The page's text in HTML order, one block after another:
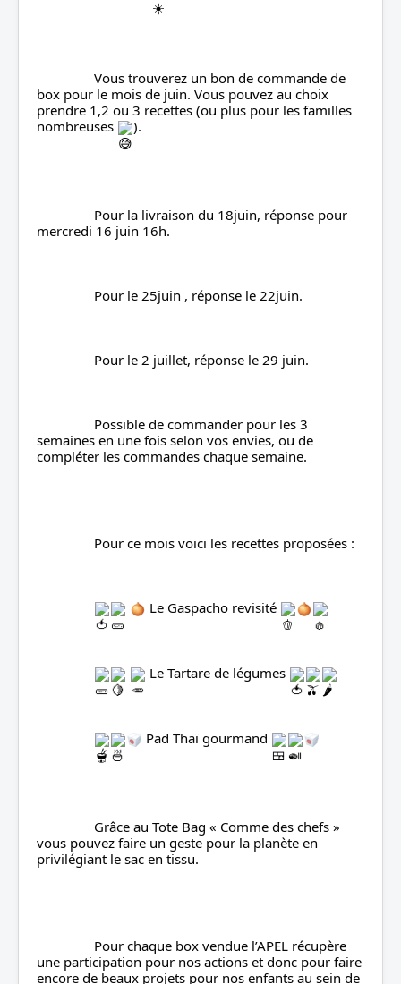
box pour le mois de juin. Vous pouvez au choix
prendre 1,2 ou 3 recettes (ou plus pour les familles
nombreuses
).
mercredi 16 juin 16h.
		Pour le 25juin , réponse le 22juin.
		Pour le 2 juillet, réponse le 29 juin.
semaines en une fois selon vos envies, ou de
compléter les commandes chaque semaine.
		Pour ce mois voici les recettes proposées :
Le Gaspacho revisité
Le Tartare de légumes
Pad Thaï gourmand
vous pouvez faire un geste pour la planète en
privilégiant le sac en tissu.
une participation pour nos actions et donc pour faire
encore de beaux projets pour nos enfants au sein de